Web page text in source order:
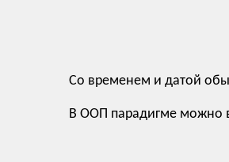
Со временем и датой
В ООП парадигме можно